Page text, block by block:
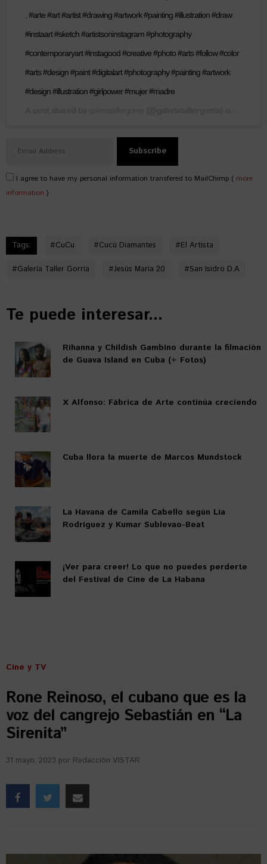
. #arte #art #artist #drawing #artwork #painting #illustration #draw
#instaart #sketch #artistsoninstagram #photography
#contemporaryart #instagood #creative #photo #arts #follow #color
#arts #design #paint #digitalart #photography #painting #artwork
#design #illustration #girlpower #mujer #madre
I agree to have my personal information transfered to MailChimp ( more
information )
Tags: #CuCu #Cucú Diamantes #El Artista
#Galería Taller Gorría #Jesús María 20 #San Isidro D.A
Te puede interesar...
Rihanna y Childish Gambino durante la filmación
de Guava Island en Cuba (+ Fotos)
X Alfonso: Fábrica de Arte continúa creciendo
Cuba llora la muerte de Marcos Mundstock
La Havana de Camila Cabello según Lía
Rodríguez y Kumar Sublevao-Beat
¡Ver para creer! Lo que no puedes perderte
del Festival de Cine de La Habana
Cine y TV
Rone Reinoso, el cubano que es la
voz del cangrejo Sebastián en “La
Sirenita”
31 mayo, 2023 por Redacción VISTAR